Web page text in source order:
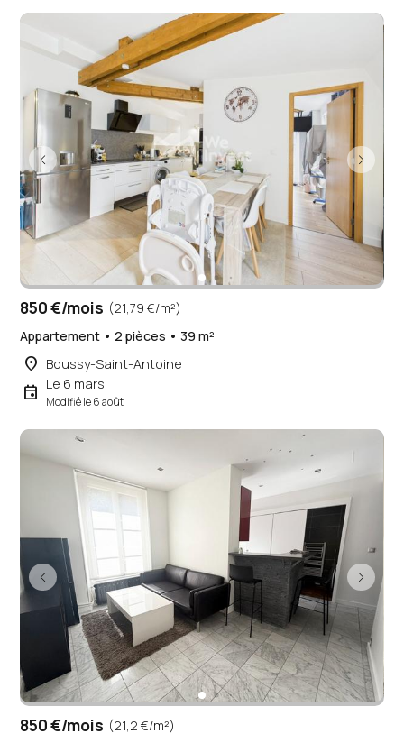
850 €/mois (21,79 €/m²)
Appartement • 2 pièces • 39 m²
place Boussy-Saint-Antoine
event Le 6 mars
Modifié le 6 août
850 €/mois (21,2 €/m²)